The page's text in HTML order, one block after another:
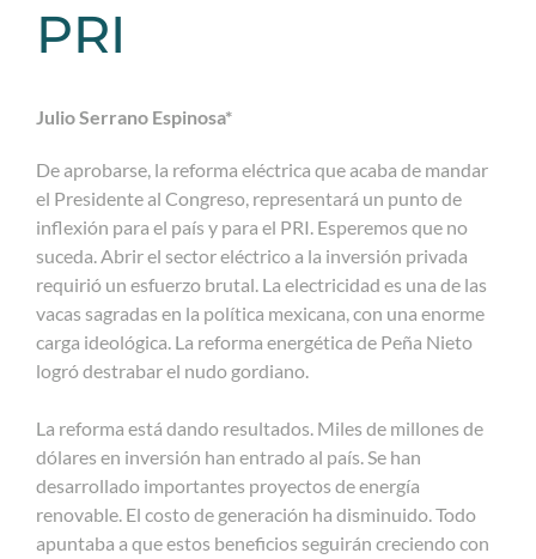
PRI
Julio Serrano Espinosa*
De aprobarse, la reforma eléctrica que acaba de mandar
el Presidente al Congreso, representará un punto de
inflexión para el país y para el PRI. Esperemos que no
suceda. Abrir el sector eléctrico a la inversión privada
requirió un esfuerzo brutal. La electricidad es una de las
vacas sagradas en la política mexicana, con una enorme
carga ideológica. La reforma energética de Peña Nieto
logró destrabar el nudo gordiano.
La reforma está dando resultados. Miles de millones de
dólares en inversión han entrado al país. Se han
desarrollado importantes proyectos de energía
renovable. El costo de generación ha disminuido. Todo
apuntaba a que estos beneficios seguirán creciendo con